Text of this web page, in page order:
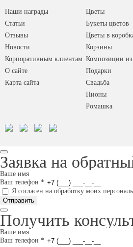
Наши награды
Статьи
Отзывы
Новости
Корпоративным клиентам
О сайте
Карта сайта
Цветы
Букеты цветов
Цветы в
Корзины
Композиции из
Подарки
Свадьба
Пионы
Ромашка
Заявка на
Ваше имя
Ваш телефон *
Я согласен на обработку моих
Получить
Ваше имя
Ваш телефон *